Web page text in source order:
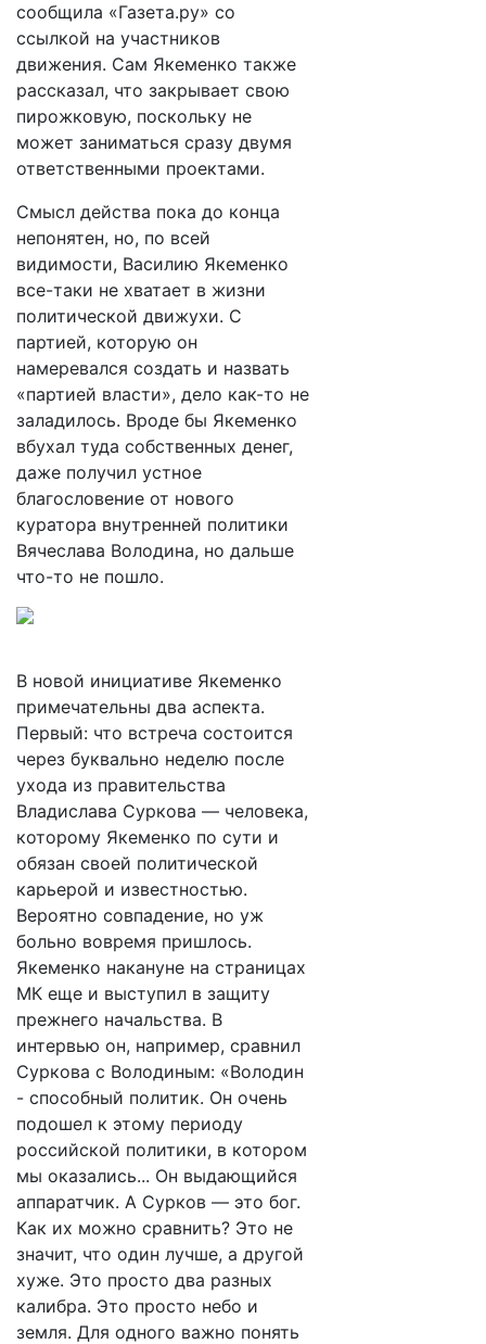
сообщила «Газета.ру» со
ссылкой на участников
движения. Сам Якеменко также
рассказал, что закрывает свою
пирожковую, поскольку не
может заниматься сразу двумя
ответственными проектами.
Смысл действа пока до конца
непонятен, но, по всей
видимости, Василию Якеменко
все-таки не хватает в жизни
политической движухи. С
партией, которую он
намеревался создать и назвать
«партией власти», дело как-то не
заладилось. Вроде бы Якеменко
вбухал туда собственных денег,
даже получил устное
благословение от нового
куратора внутренней политики
Вячеслава Володина, но дальше
что-то не пошло.
В новой инициативе Якеменко
примечательны два аспекта.
Первый: что встреча состоится
через буквально неделю после
ухода из правительства
Владислава Суркова — человека,
которому Якеменко по сути и
обязан своей политической
карьерой и известностью.
Вероятно совпадение, но уж
больно вовремя пришлось.
Якеменко накануне на страницах
МК еще и выступил в защиту
прежнего начальства. В
интервью он, например, сравнил
Суркова с Володиным: «Володин
- способный политик. Он очень
подошел к этому периоду
российской политики, в котором
мы оказались... Он выдающийся
аппаратчик. А Сурков — это бог.
Как их можно сравнить? Это не
значит, что один лучше, а другой
хуже. Это просто два разных
калибра. Это просто небо и
земля. Для одного важно понять